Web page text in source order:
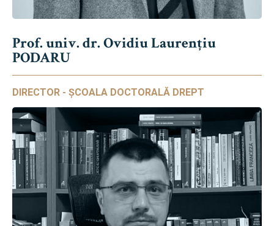
Prof. univ. dr. Ovidiu Laurențiu
PODARU
DIRECTOR - ȘCOALA DOCTORALĂ DREPT